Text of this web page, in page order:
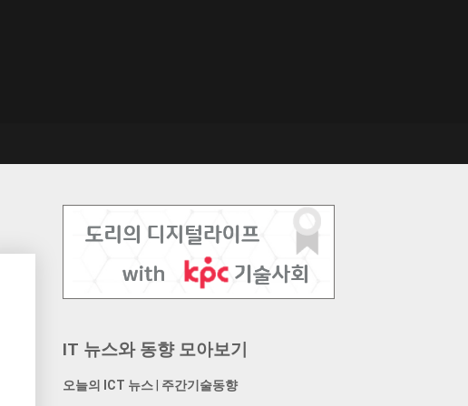
IT 뉴스와 동향 모아보기
오늘의 ICT 뉴스 주간기술동향